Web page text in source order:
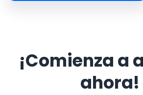
¡Comienza a
ahora!